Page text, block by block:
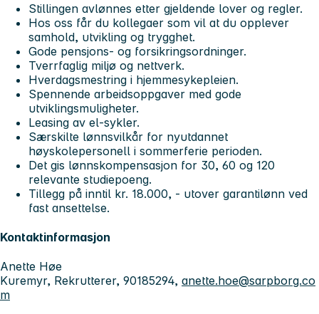
Stillingen avlønnes etter gjeldende lover og regler.
Hos oss får du kollegaer som vil at du opplever
samhold, utvikling og trygghet.
Gode pensjons- og forsikringsordninger.
Tverrfaglig miljø og nettverk.
Hverdagsmestring i hjemmesykepleien.
Spennende arbeidsoppgaver med gode
utviklingsmuligheter.
Leasing av el-sykler.
Særskilte lønnsvilkår for nyutdannet
høyskolepersonell i sommerferie perioden.
Det gis lønnskompensasjon for 30, 60 og 120
relevante studiepoeng.
Tillegg på inntil kr. 18.000, - utover garantilønn ved
fast ansettelse.
Kontaktinformasjon
Anette Høe
Kuremyr, Rekrutterer, 90185294, anette.hoe@sarpborg.co
m